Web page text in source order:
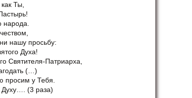
Ты,
народа.
нашу просьбу:
Духа!
Святителя-Патриарха,
(…)
просим у Тебя.
(3 раза)